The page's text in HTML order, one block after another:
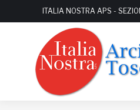
ITALIA NOSTRA APS -